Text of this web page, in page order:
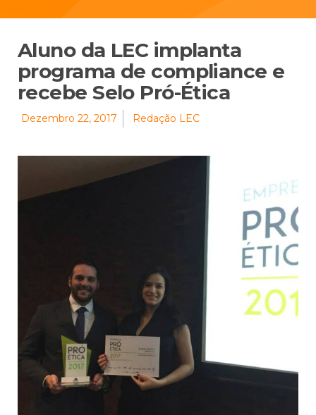
Aluno da LEC implanta
programa de compliance e
recebe Selo Pró-Ética
Dezembro 22, 2017 Redação LEC